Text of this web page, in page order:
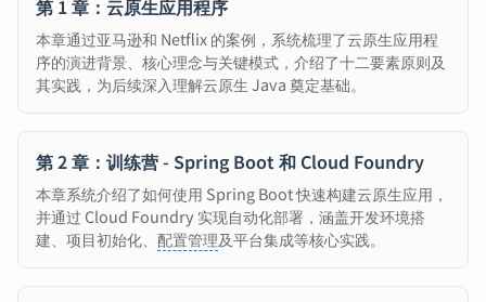
第 1 章：云原生应用程序
本章通过亚马逊和 Netflix 的案例，系统梳理了云原生应用程
序的演进背景、核心理念与关键模式，介绍了十二要素原则及
其实践，为后续深入理解云原生 Java 奠定基础。
第 2 章：训练营 - Spring Boot 和 Cloud Foundry
本章系统介绍了如何使用 Spring Boot 快速构建云原生应用，
并通过 Cloud Foundry 实现自动化部署，涵盖开发环境搭
建、项目初始化、 配置管理及平台集成等核心实践。